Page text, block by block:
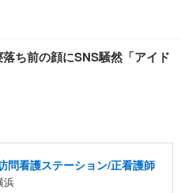
ち前の顔にSNS騒然「アイド
問看護ステーション/正看護師
浜